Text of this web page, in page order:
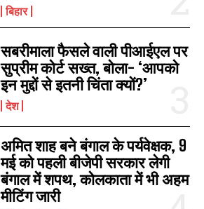
बिहार
सबरीमाला फैसले वाली पीआईएल पर
सुप्रीम कोर्ट सख्त, बोला- ‘आपको
इन मुद्दों से इतनी चिंता क्यों?’
देश
अमित शाह बने बंगाल के पर्यवेक्षक, 9
मई को पहली बीजेपी सरकार लेगी
बंगाल में शपथ, कोलकाता में भी अहम
मीटिंग जारी